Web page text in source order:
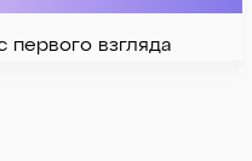
взгляда